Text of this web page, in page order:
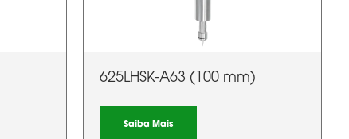
625LHSK-A63 (100 mm)
Saiba Mais